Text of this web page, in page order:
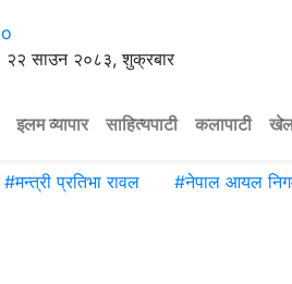
२२ साउन २०८३, शुक्रबार
इलम व्यापार साहित्यपाटी कलापाटी
#मन्त्री प्रतिभा रावल #नेपाल आयल